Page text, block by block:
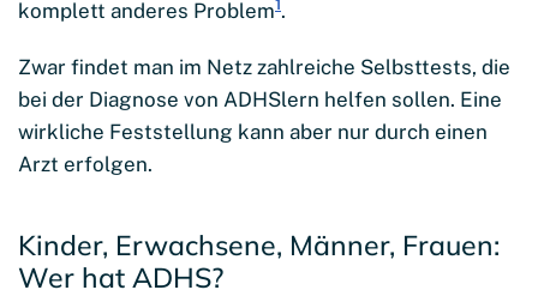
komplett anderes Problem1.
Zwar findet man im Netz zahlreiche Selbsttests, die
bei der Diagnose von ADHSlern helfen sollen. Eine
wirkliche Feststellung kann aber nur durch einen
Arzt erfolgen.
Kinder, Erwachsene, Männer, Frauen:
Wer hat ADHS?